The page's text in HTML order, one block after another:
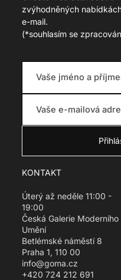
zvýhodněných
e-mail.
(*souhlasím se
KONTAKT
Úterý až neděle 11:00 -
19:00
Česká Galerie Moderního
Umění
Betlémské náměstí 8
Praha 1, 110 00
info@goma.cz
+420 724 212 691